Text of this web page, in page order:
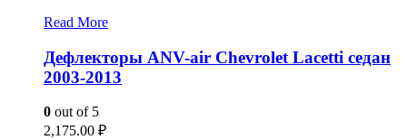
Read More
Дефлекторы ANV-air Chevrolet Lacetti седан
2003-2013
0 out of 5
2,175.00 ₽